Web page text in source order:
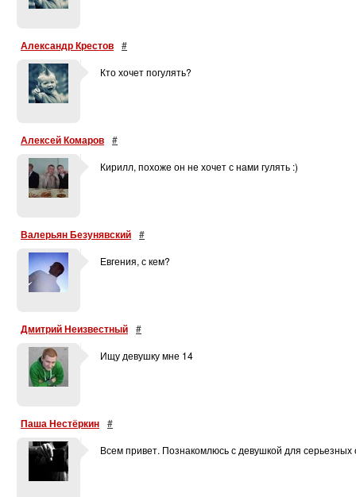
Александр Крестов #
Кто хочет погулять?
Алексей Комаров #
Кирилл, похоже он не хочет с нами гулять :)
Валерьян Безунявский #
Евгения, с кем?
Дмитрий Неизвестный #
Ищу девушку мне 14
Паша Нестёркин #
Всем привет. Познакомлюсь с девушкой для